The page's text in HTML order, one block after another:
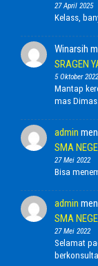
27 April 2025
Kelass,
Winarsih
SRAGEN
5 Oktober 2022
Mantap
mas
admin
SMA
27 Mei 2022
Bisa
admin
SMA
27 Mei 2022
Selamat